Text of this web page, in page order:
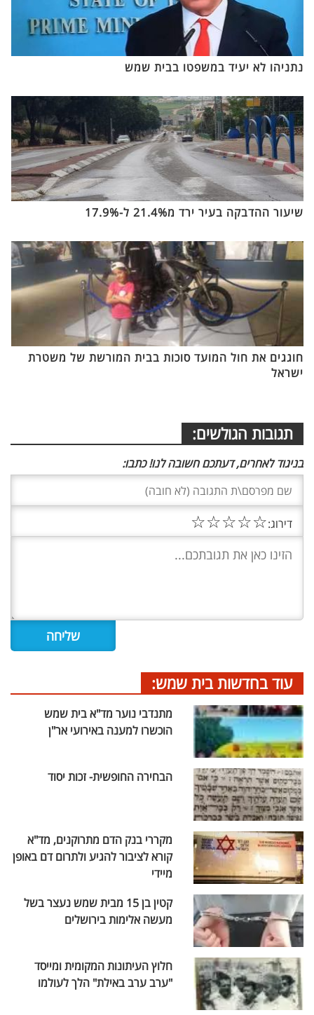
נתניהו לא יעיד במשפטו בבית שמש
שיעור ההדבקה בעיר ירד מ21.4% ל-17.9%
חוגגים את חול המועד סוכות בבית המורשת של משטרת
ישראל
תגובות הגולשים:
בניגוד לאחרים, דעתכם חשובה לנו! כתבו:
דירוג:☆
☆
☆
☆
☆
עוד בחדשות בית שמש:
מתנדבי נוער מד"א בית שמש
הוכשרו למענה באירועי אר"ן
הבחירה החופשית- זכות יסוד
מקררי בנק הדם מתרוקנים, מד"א
קורא לציבור להגיע ולתרום דם באופן
מיידי
קטין בן 15 מבית שמש נעצר בשל
מעשה אלימות בירושלים
חלוץ העיתונות המקומית ומייסד
"ערב ערב באילת" הלך לעולמו